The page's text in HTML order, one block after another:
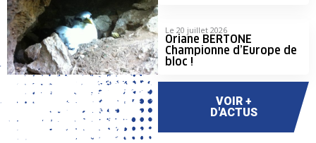
Le 20 juillet 2026
Oriane BERTONE
Championne d’Europe de
bloc !
VOIR +
D'ACTUS